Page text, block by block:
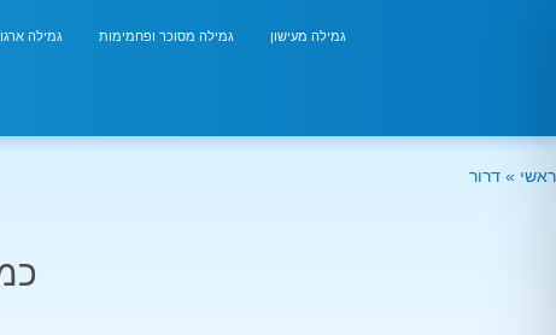
גמילה מעישון גמילה מסוכר ופחמימות גמילה
ראשי » דרור